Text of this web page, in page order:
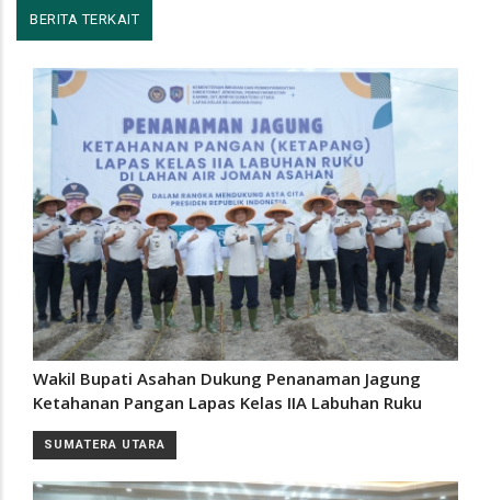
BERITA TERKAIT
Wakil Bupati Asahan Dukung Penanaman Jagung
Ketahanan Pangan Lapas Kelas IIA Labuhan Ruku
SUMATERA UTARA